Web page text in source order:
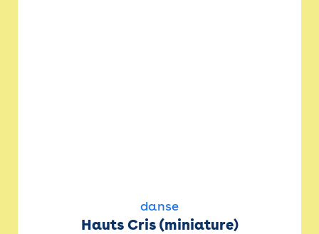
danse
Hauts Cris (miniature)